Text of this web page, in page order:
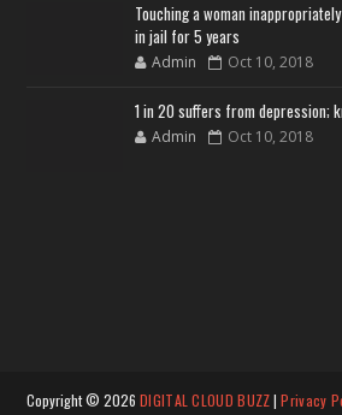
Touching a woman
in jail for 5 years
Admin Oct 10, 2018
1 in 20 suffers from depression;
Admin Oct 10, 2018
Copyright © 2026 DIGITAL CLOUD BUZZ|Privacy